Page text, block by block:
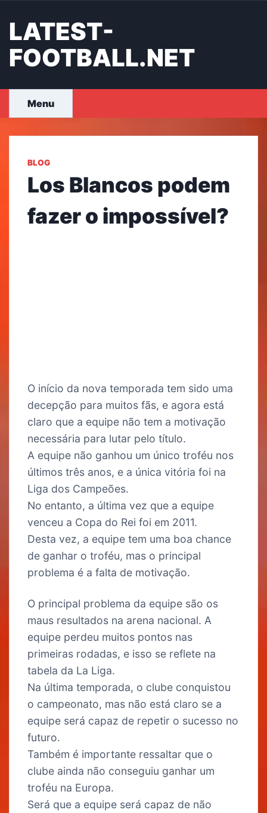
content
LATEST-
FOOTBALL.NET
Menu
BLOG
Los Blancos podem
fazer o impossível?
O início da nova temporada tem sido uma
decepção para muitos fãs, e agora está
claro que a equipe não tem a motivação
necessária para lutar pelo título.
A equipe não ganhou um único troféu nos
últimos três anos, e a única vitória foi na
Liga dos Campeões.
No entanto, a última vez que a equipe
venceu a Copa do Rei foi em 2011.
Desta vez, a equipe tem uma boa chance
de ganhar o troféu, mas o principal
problema é a falta de motivação.
O principal problema da equipe são os
maus resultados na arena nacional. A
equipe perdeu muitos pontos nas
primeiras rodadas, e isso se reflete na
tabela da La Liga.
Na última temporada, o clube conquistou
o campeonato, mas não está claro se a
equipe será capaz de repetir o sucesso no
futuro.
Também é importante ressaltar que o
clube ainda não conseguiu ganhar um
troféu na Europa.
Será que a equipe será capaz de não